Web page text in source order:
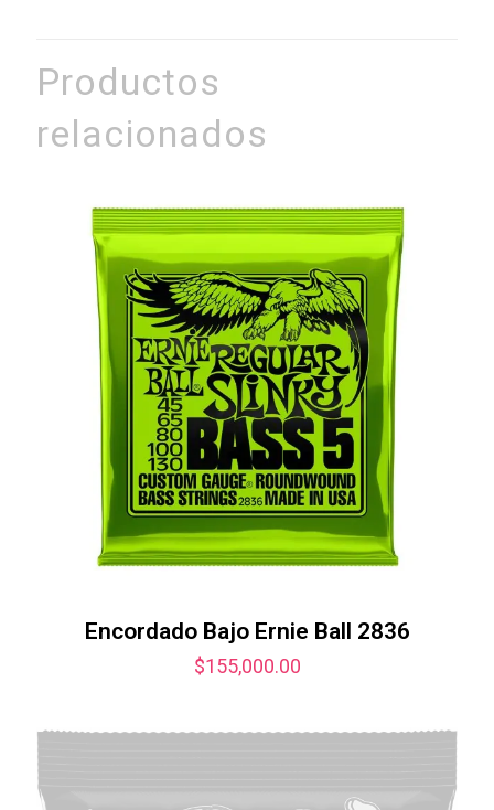
Productos
relacionados
Encordado Bajo Ernie Ball 2836
$155,000.00